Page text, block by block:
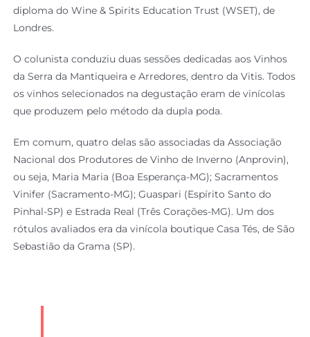
diploma do Wine & Spirits Education Trust (WSET), de
Londres.
O colunista conduziu duas sessões dedicadas aos Vinhos
da Serra da Mantiqueira e Arredores, dentro da Vitis. Todos
os vinhos selecionados na degustação eram de vinícolas
que produzem pelo método da dupla poda.
Em comum, quatro delas são associadas da Associação
Nacional dos Produtores de Vinho de Inverno (Anprovin),
ou seja, Maria Maria (Boa Esperança-MG); Sacramentos
Vinifer (Sacramento-MG); Guaspari (Espírito Santo do
Pinhal-SP) e Estrada Real (Três Corações-MG). Um dos
rótulos avaliados era da vinícola boutique Casa Tés, de São
Sebastião da Grama (SP).